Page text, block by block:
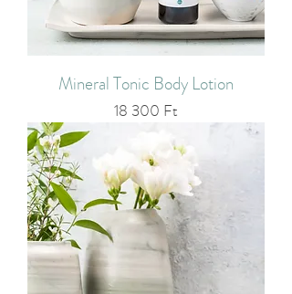
Mineral Tonic Body Lotion
Ár
18 300 Ft